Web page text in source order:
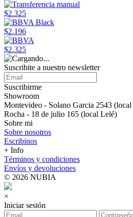
$2.325
$2.196
$2.325
Suscribite a nuestro newsletter
Suscribirme
Showroom
Montevideo - Solano Garcia 2543
Rocha - 18 de julio 165 (local Lelé)
Sobre mi
Sobre nosotros
Escribinos
+ Info
Términos y condiciones
Envíos y devoluciones
© 2026 NUBIA
×
Iniciar sesión